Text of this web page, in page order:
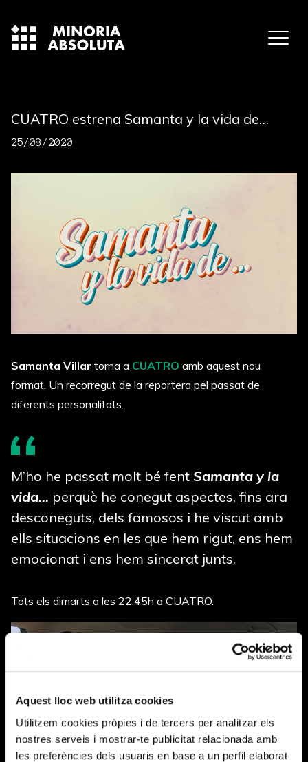
Aquest lloc web utilitza cookies
Utilitzem cookies pròpies i de tercers per analitzar els
nostres serveis i mostrar-te publicitat relacionada amb
les preferències dels usuaris en base a un perfil elaborat
CUATRO estrena Samanta y la vida de…
25/08/2020
Samanta Villar torna a CUATRO amb aquest nou
format. Un recorregut de la reportera pel passat de
diferents personalitats.
M’ho he passat molt bé fent Samanta y la
vida… perquè he conegut aspectes, fins ara
desconeguts, dels famosos i he viscut amb
ells situacions en les que hem rigut, ens hem
emocionat i ens hem sincerat junts.
Tots els dimarts a les 22:45h a CUATRO.